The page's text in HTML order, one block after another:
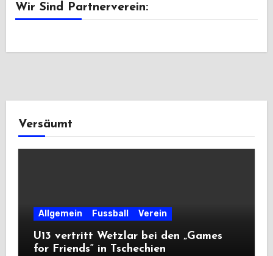
Wir Sind Partnerverein:
Versäumt
Allgemein Fussball Verein
U13 vertritt Wetzlar bei den „Games
for Friends“ in Tschechien